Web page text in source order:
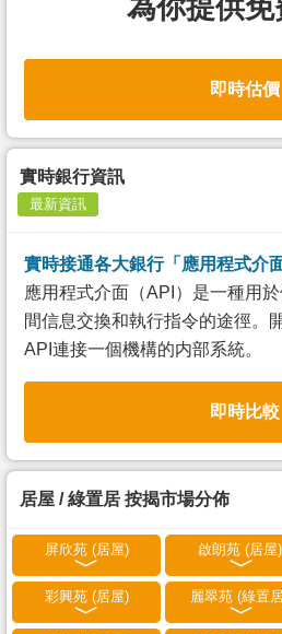
為你提供
即時估價
實時銀行資訊
最新資訊
實時接通各大銀行「應用程式介
應用程式介面（API）是一種用
間信息交換和執行指令的途徑。
API連接一個機構的内部系統。
即時比較
居屋 / 綠置居 按揭市場分佈
屏欣苑 (居屋) 啟朗苑 (居屋)
彩興苑 (居屋) 麗翠苑 (綠置